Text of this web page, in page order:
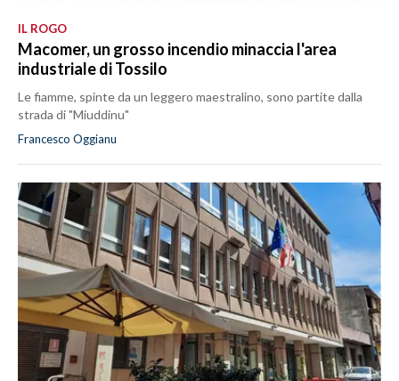
ITALIA
MONDO
POLITICA
ECONOMIA
LAVORO
BANDI
SPORT IN SARDEGNA
SPORT
RISULTATI E CLASSIFICHE
CALCIO
IL ROGO
Macomer, un grosso incendio minaccia l'area
industriale di Tossilo
Le fiamme, spinte da un leggero maestralino, sono partite dalla
strada di "Miuddinu"
Francesco Oggianu